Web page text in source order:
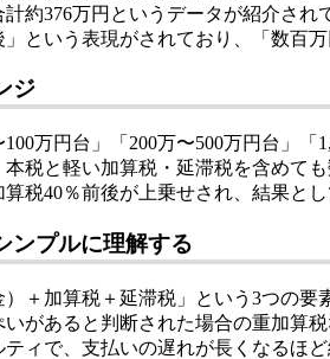
約376万円というデータが紹介さ
という表現がされており、「数百
ジ
万円台」「200万〜500万円台」
税と軽い加算税・延滞税を含めて
税40％前後が上乗せされ、結果と
ンプルに理解する
＋加算税＋延滞税」という3つの
があると判断された場合の重加算
ィで、支払いの遅れが長くなるほ